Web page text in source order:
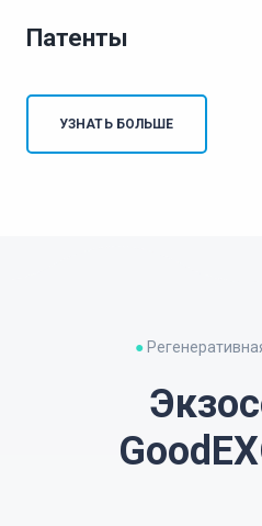
Патенты
УЗНАТЬ БОЛЬШЕ
●